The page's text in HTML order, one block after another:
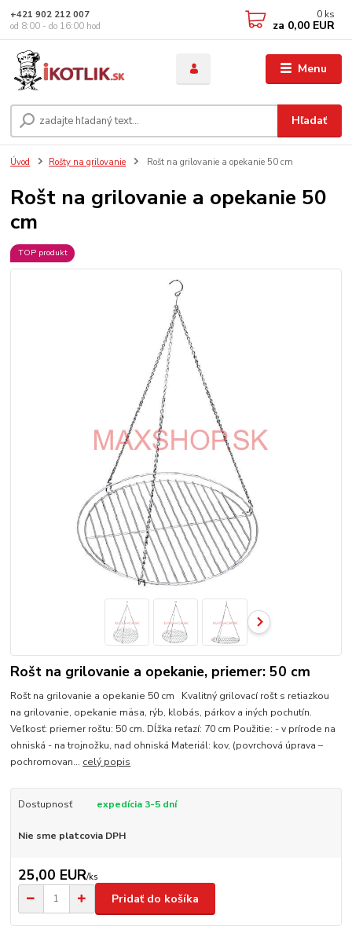
Menu
Hľadať
+421 902 212 007
od 8:00 - do 16:00 hod
0 ks
za 0,00 EUR
Úvod Rošty na grilovanie Rošt na grilovanie a opekanie 50 cm
Rošt na grilovanie a opekanie 50
cm
TOP produkt
Rošt na grilovanie a opekanie, priemer: 50 cm
Rošt na grilovanie a opekanie 50 cm Kvalitný grilovací rošt s retiazkou
na grilovanie, opekanie mäsa, rýb, klobás, párkov a iných pochutín.
Veľkosť: priemer roštu: 50 cm. Dĺžka reťazí: 70 cm Použitie: - v prírode na
ohniská - na trojnožku, nad ohniská Materiál: kov, (povrchová úprava –
pochromovan... celý popis
Dostupnosť expedícia 3-5 dní
Nie sme platcovia DPH
25,00 EUR/ks
Pridať do košíka